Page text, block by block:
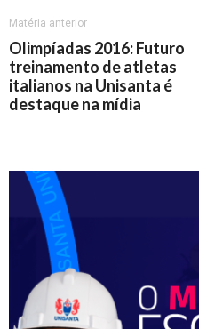
Matéria anterior
Olimpíadas 2016: Futuro
treinamento de atletas
italianos na Unisanta é
destaque na mídia